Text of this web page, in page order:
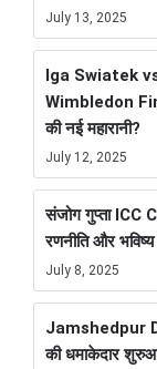
July 13, 2025
Iga Swiatek
Wimbledon
की नई महारानी?
July 12, 2025
संजोग गुप्ता ICC
रणनीति और
July 8, 2025
Jamshedpur
की धमाकेदार